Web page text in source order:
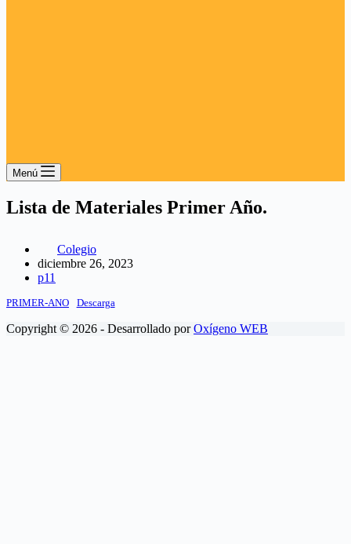
Menú
Lista de Materiales Primer Año.
Colegio
diciembre 26, 2023
p11
PRIMER-ANO Descarga
Copyright © 2026 - Desarrollado porOxígeno WEB